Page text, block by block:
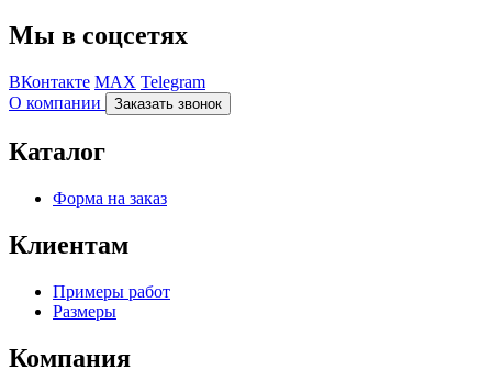
Мы в соцсетях
ВКонтакте MAX Telegram
О компании
Заказать звонок
Каталог
Форма на заказ
Клиентам
Примеры работ
Размеры
Компания